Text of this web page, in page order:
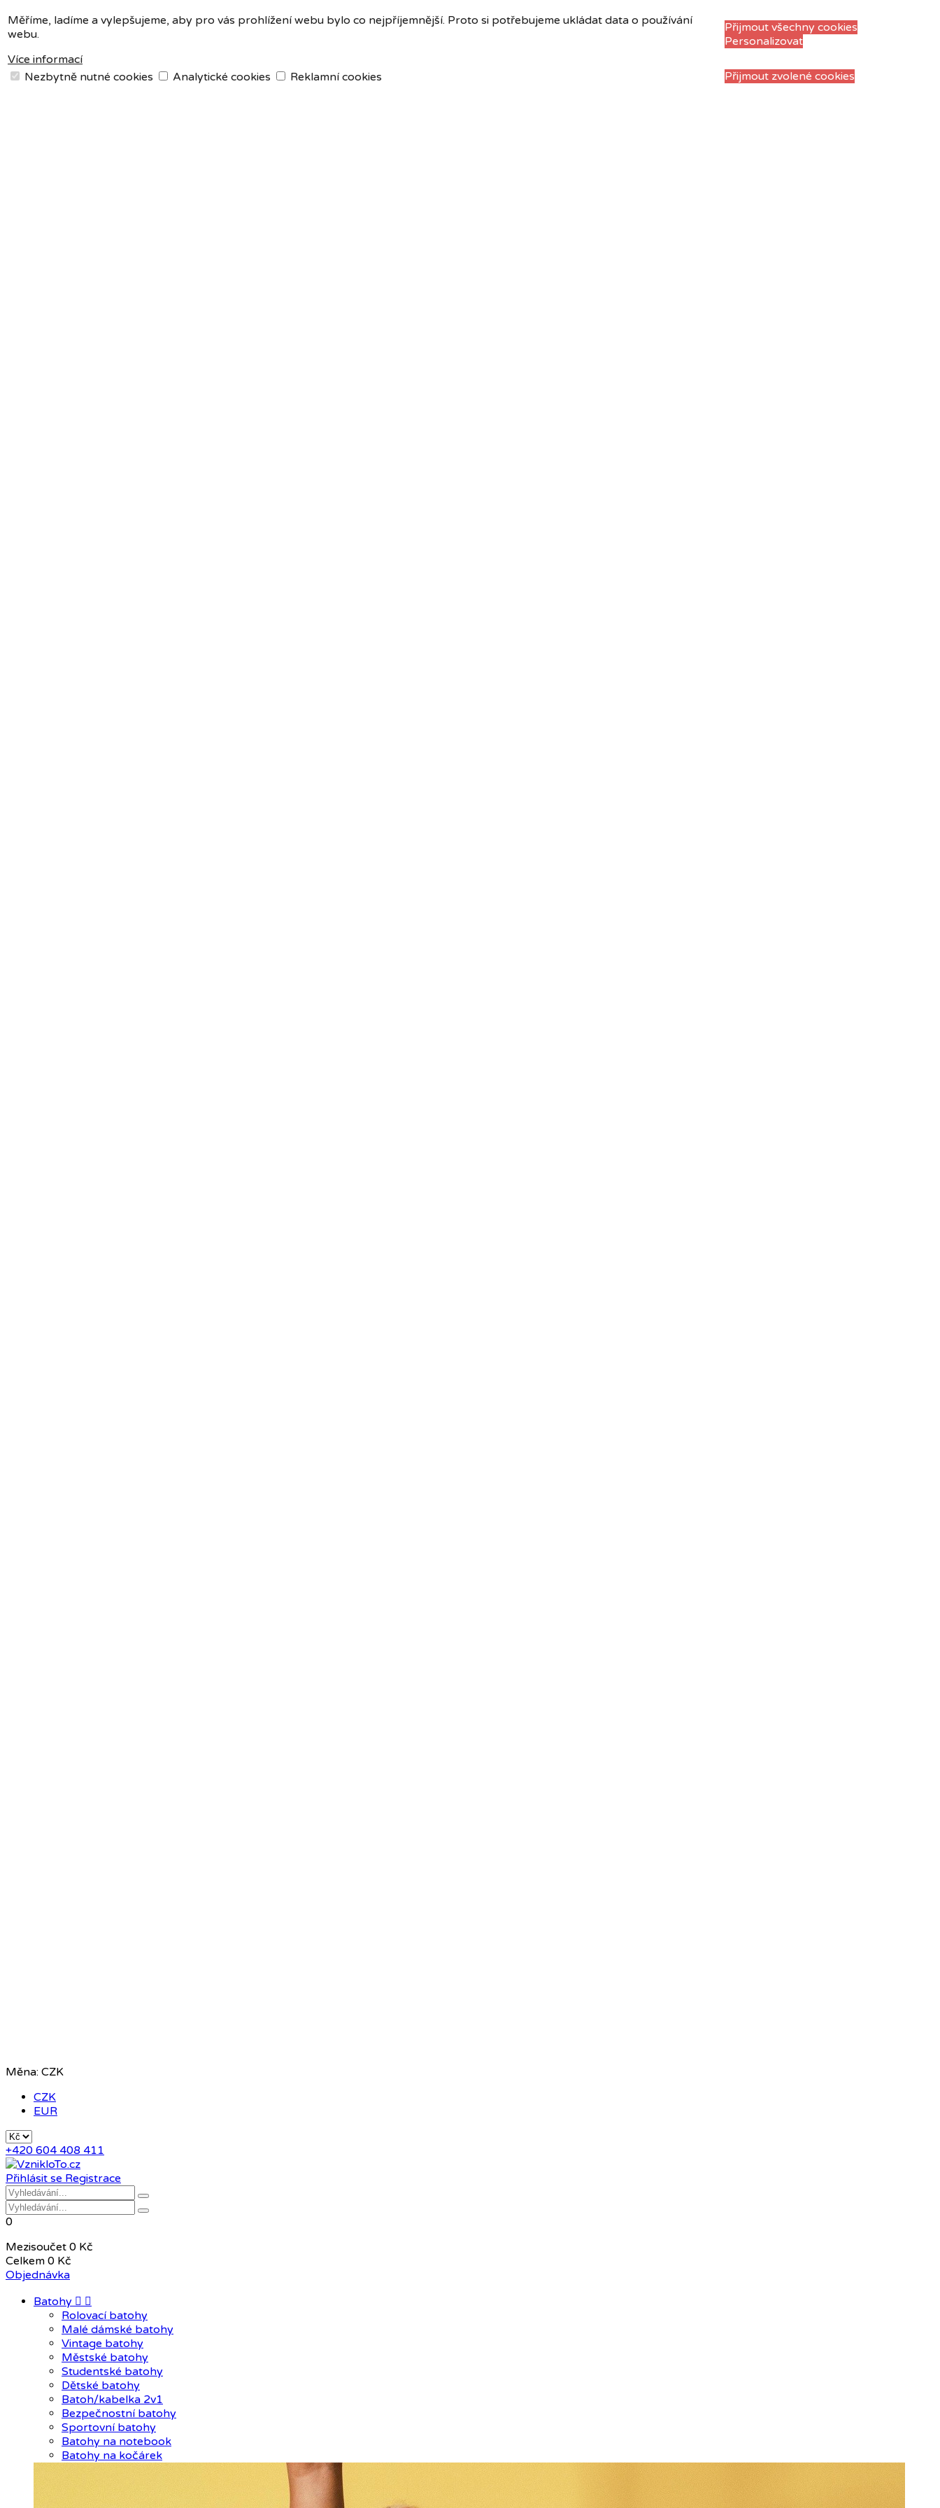
Měříme, ladíme a vylepšujeme, aby pro vás prohlížení webu bylo co nejpříjemnější. Proto si potřebujeme ukládat data o používání
webu.
Více informací
Přijmout všechny cookies
Personalizovat
Nezbytně nutné cookies Analytické cookies Reklamní cookies Přijmout zvolené cookies
Měna: CZK
CZK
EUR
+420 604 408 411
Přihlásit se Registrace
0
Mezisoučet 0 Kč
Celkem 0 Kč
Objednávka
Batohy  
Rolovací batohy
Malé dámské batohy
Vintage batohy
Městské batohy
Studentské batohy
Dětské batohy
Batoh/kabelka 2v1
Bezpečnostní batohy
Sportovní batohy
Batohy na notebook
Batohy na kočárek